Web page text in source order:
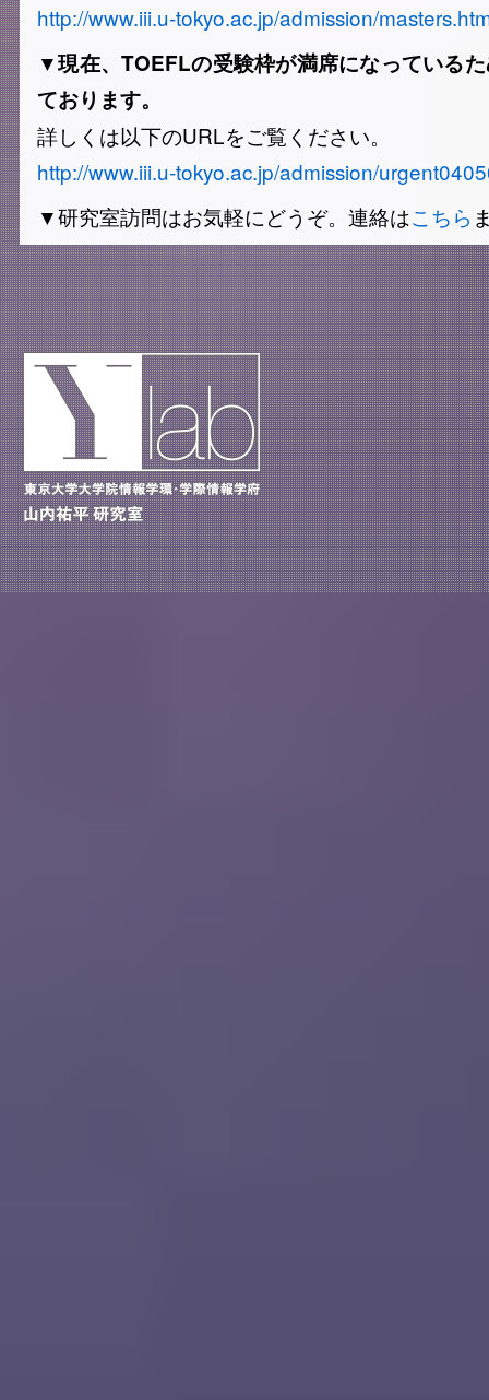
http://www.iii.u-tokyo.ac.jp/admission/
▼現在、TOEFLの受験枠が満席になっている
ております。
詳しくは以下のURLをご覧ください。
http://www.iii.u-tokyo.ac.jp/admission/
▼研究室訪問はお気軽にどうぞ。連絡はこちら